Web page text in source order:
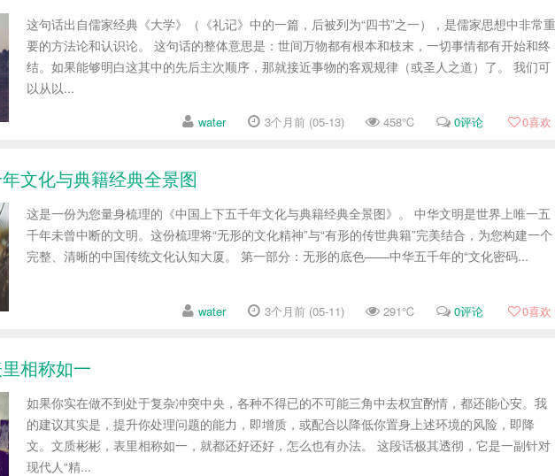
这句话出自儒家经典《大学》（《礼记》中的一篇，后被列为“四书”之一），是儒家思想中非常重
要的方法论和认识论。 这句话的整体意思是：世间万物都有根本和枝末，一切事情都有开始和终
结。如果能够明白这其中的先后主次顺序，那就接近事物的客观规律（或圣人之道）了。 我们可
以从以...
water 3个月前 (05-13) 458℃ 0评论 0喜欢
文化与典籍经典全景图
这是一份为您量身梳理的《中国上下五千年文化与典籍经典全景图》。 中华文明是世界上唯一五
千年未曾中断的文明。这份梳理将“无形的文化精神”与“有形的传世典籍”完美结合，为您构建一个
完整、清晰的中国传统文化认知大厦。 第一部分：无形的底色——中华五千年的“文化密码...
water 3个月前 (05-11) 291℃ 0评论 0喜欢
相称如一
如果你实在做不到处于复杂冲突中央，各种不得已的不可能三角中去权宜酌情，都还能心安。我
的建议其实是，提升你处理问题的能力，即增质，或配合以降低你置身上述环境的风险，即降
文。文质彬彬，表里相称如一，就都还好还好，怎么也有办法。 这段话极其透彻，它是一副针对
现代人“精...